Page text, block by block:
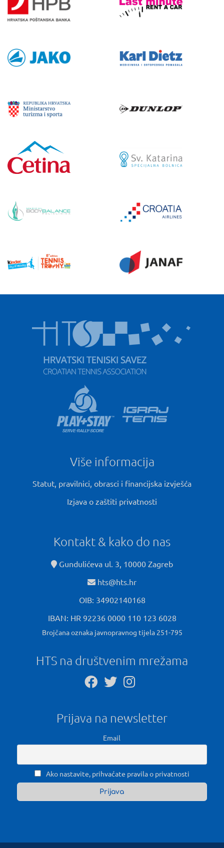
Više informacija
Statut, pravilnici, obrasci i financijska izvješća
Izjava o zaštiti privatnosti
Kontakt & kako do nas
Gundulićeva ul. 3, 10000 Zagreb
hts@hts.hr
OIB: 34902140168
IBAN: HR 92236 0000 110 123 6028
Brojčana oznaka javnopravnog tijela 251-795
HTS na društvenim mrežama
Prijava na newsletter
Email
Ako nastavite, prihvaćate pravila o privatnosti